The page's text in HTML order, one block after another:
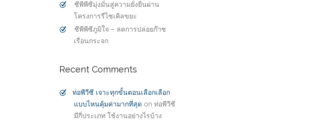
ซีพีพีซีมุ่งมั่นสู่ความยั่งยืนผ่าน
โครงการรีไซเคิลขยะ
ซีพีพีซีภูมิใจ – ลดการปล่อยก๊าซ
เรือนกระจก
Recent Comments
ท่อพีวีซี เจาะทุกขั้นตอนเลือกเลือก
แบบไหนคุ้มค่ามากที่สุด on ท่อพีวีซี
มีกี่ประเภท ใช้งานอย่างไรบ้าง